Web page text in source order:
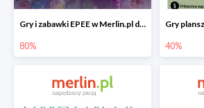
Gry i zabawki EPEE w Merlin.pl do -80%
80% 40%